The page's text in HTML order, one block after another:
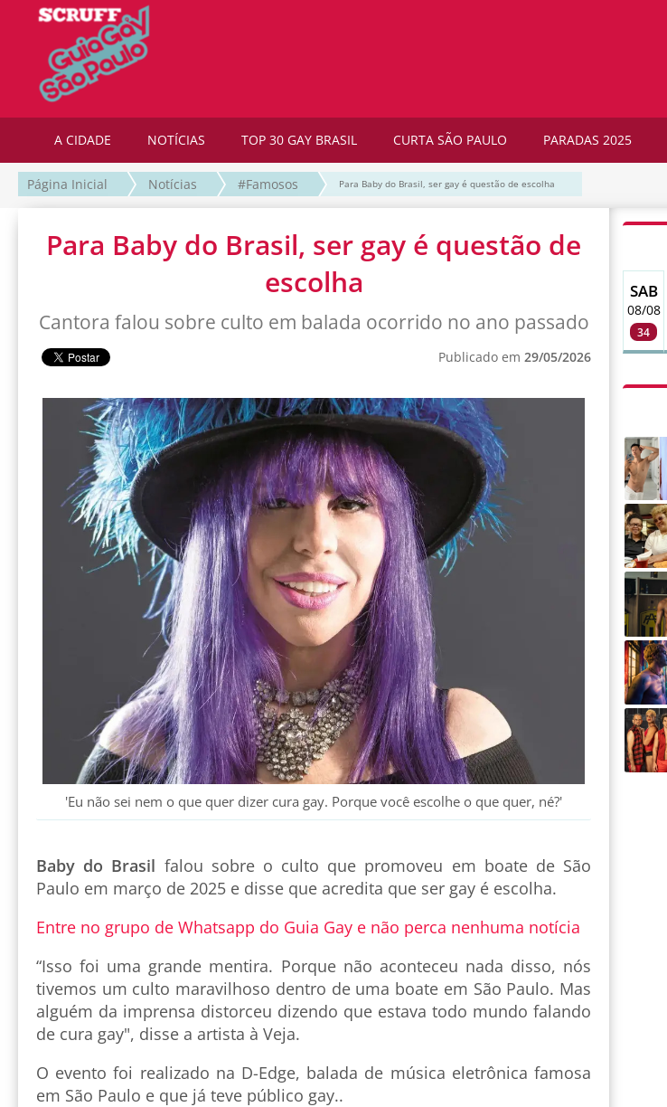
A CIDADE NOTÍCIAS TOP 30 GAY BRASIL CURTA SÃO PAULO PARADAS 2025
Página Inicial Notícias #Famosos Para Baby do Brasil, ser gay é questão de escolha
Para Baby do Brasil, ser gay é questão de
escolha
Cantora falou sobre culto em balada ocorrido no ano passado
Publicado em 29/05/2026
'Eu não sei nem o que quer dizer cura gay. Porque você escolhe o que quer, né?'
Baby do Brasil falou sobre o culto que promoveu em boate de São
Paulo em março de 2025 e disse que acredita que ser gay é escolha.
Entre no grupo de Whatsapp do Guia Gay e não perca nenhuma notícia
“Isso foi uma grande mentira. Porque não aconteceu nada disso, nós
tivemos um culto maravilhoso dentro de uma boate em São Paulo. Mas
alguém da imprensa distorceu dizendo que estava todo mundo falando
de cura gay", disse a artista à Veja.
O evento foi realizado na D-Edge, balada de música eletrônica famosa
em São Paulo e que já teve público gay..
SAB
08/08
34